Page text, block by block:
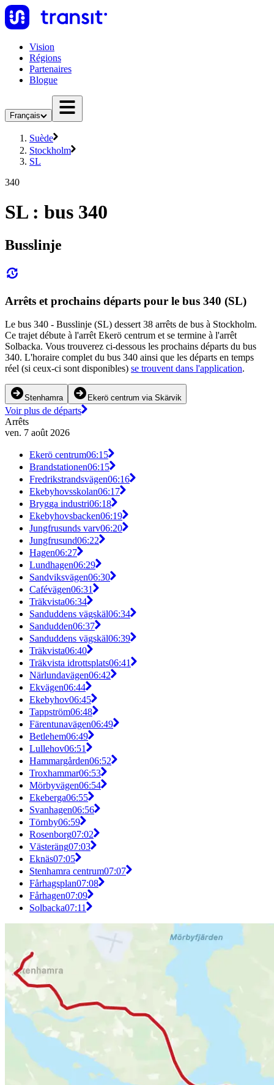
Vision
Régions
Partenaires
Blogue
Français
Suède
Stockholm
SL
340
SL : bus 340
Busslinje
Arrêts et prochains départs pour le bus 340 (SL)
Le bus 340 - Busslinje (SL) dessert 38 arrêts de bus à Stockholm.
Ce trajet débute à l'arrêt Ekerö centrum et se termine à l'arrêt
Solbacka. Vous trouverez ci-dessous les prochains départs du bus
340. L'horaire complet du bus 340 ainsi que les départs en temps
réel (si ceux-ci sont disponibles) se trouvent dans l'application.
Stenhamra Ekerö centrum via Skärvik
Voir plus de départs
Arrêts
ven. 7 août 2026
Ekerö centrum06:15
Brandstationen06:15
Fredrikstrandsvägen06:16
Ekebyhovsskolan06:17
Brygga industri06:18
Ekebyhovsbacken06:19
Jungfrusunds varv06:20
Jungfrusund06:22
Hagen06:27
Lundhagen06:29
Sandviksvägen06:30
Cafévägen06:31
Träkvista06:34
Sanduddens vägskäl06:34
Sandudden06:37
Sanduddens vägskäl06:39
Träkvista06:40
Träkvista idrottsplats06:41
Närlundavägen06:42
Ekvägen06:44
Ekebyhov06:45
Tappström06:48
Färentunavägen06:49
Betlehem06:49
Lullehov06:51
Hammargården06:52
Troxhammar06:53
Mörbyvägen06:54
Ekeberga06:55
Svanhagen06:56
Törnby06:59
Rosenborg07:02
Västeräng07:03
Eknäs07:05
Stenhamra centrum07:07
Fårhagsplan07:08
Fårhagen07:09
Solbacka07:11